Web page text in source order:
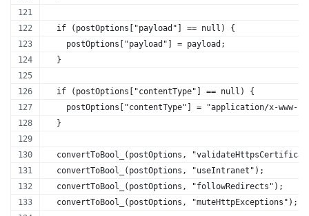
  if (postOptions["payload"] == null) {
    postOptions["payload"] = payload;
  }
  if (postOptions["contentType"] == null) {
postOptions["contentType"] = "application/x-www-
  }
convertToBool_(postOptions,
  convertToBool_(postOptions, "useIntranet");
  convertToBool_(postOptions, "followRedirects");
  convertToBool_(postOptions, "muteHttpExceptions");